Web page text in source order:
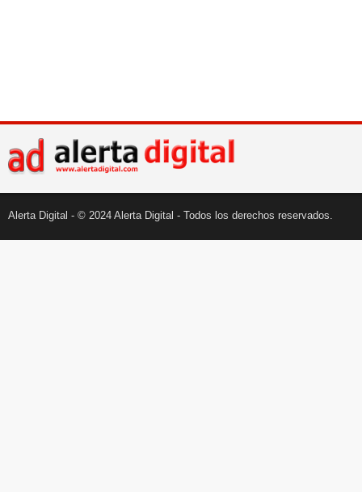
Alerta Digital - © 2024 Alerta Digital - Todos los derechos reservados.